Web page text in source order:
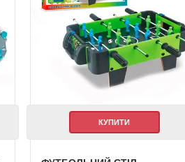
КУПИТИ